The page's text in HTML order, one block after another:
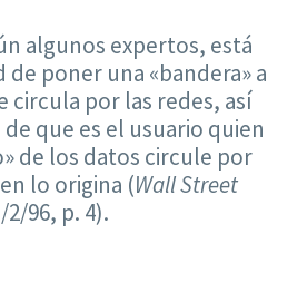
algunos expertos, está
poner una «bandera» a
circula por las redes, así
que es el usuario quien
de los datos circule por
lo origina (Wall Street
2/96, p. 4).